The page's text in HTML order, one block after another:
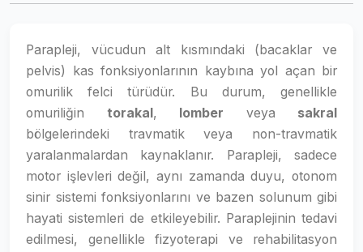
Parapleji, vücudun alt kısmındaki (bacaklar ve
pelvis) kas fonksiyonlarının kaybına yol açan bir
omurilik felci türüdür. Bu durum, genellikle
omuriliğin torakal, lomber veya sakral
bölgelerindeki travmatik veya non-travmatik
yaralanmalardan kaynaklanır. Parapleji, sadece
motor işlevleri değil, aynı zamanda duyu, otonom
sinir sistemi fonksiyonlarını ve bazen solunum gibi
hayati sistemleri de etkileyebilir. Paraplejinin tedavi
edilmesi, genellikle fizyoterapi ve rehabilitasyon